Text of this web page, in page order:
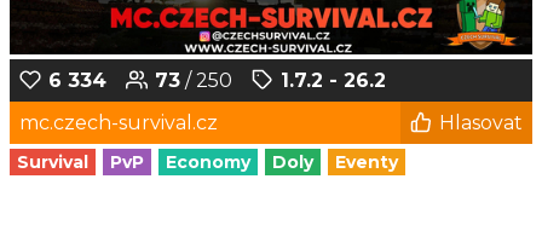
6 334 73 / 250
1.7.2 - 26.2
mc.czech-survival.cz
Hlasovat
Survival PvP Economy Doly Eventy